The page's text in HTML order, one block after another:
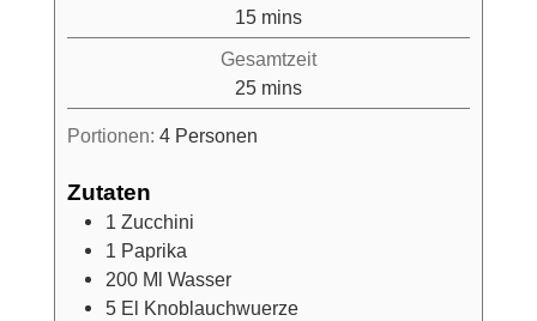
15minutes
mins
Gesamtzeit
25minutes
mins
Portionen: 4 Personen
Zutaten
1 Zucchini
1 Paprika
200 Ml Wasser
5 El Knoblauchwuerze